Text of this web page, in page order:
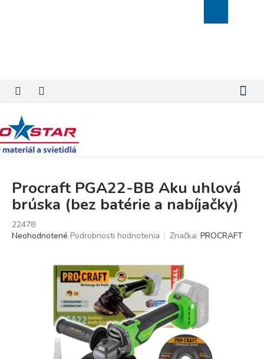
košík
Procraft PGA22-BB Aku uhlová
brúska (bez batérie a nabíjačky)
22478
Priemerné
Neohodnotené Podrobnosti hodnotenia Značka: PROCRAFT